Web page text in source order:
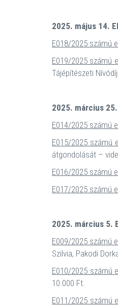
2025. május 14.
E018/2025 számú
E019/2025 számú
Tájépítészeti
2025. március
E014/2025 számú
E015/2025 számú
átgondolását –
E016/2025 számú
E017/2025 számú
2025. március 5.
E009/2025 számú
Szilvia, Pakodi
E010/2025 számú
10.000 Ft.
E011/2025 számú